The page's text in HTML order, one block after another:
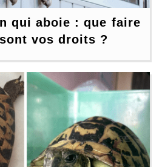
qui aboie : que faire
vos droits ?